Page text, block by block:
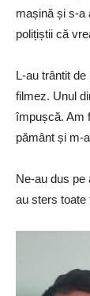
mașină și s-a
polițiștii că
L-au trântit
filmez. Unul
împușcă. Am
pământ și m-
Ne-au dus pe
au sters toate